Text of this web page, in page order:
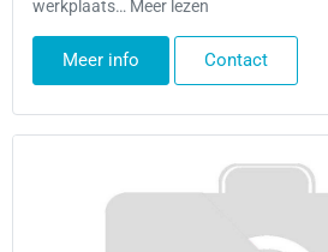
werkplaats… Meer lezen
Meer info Contact